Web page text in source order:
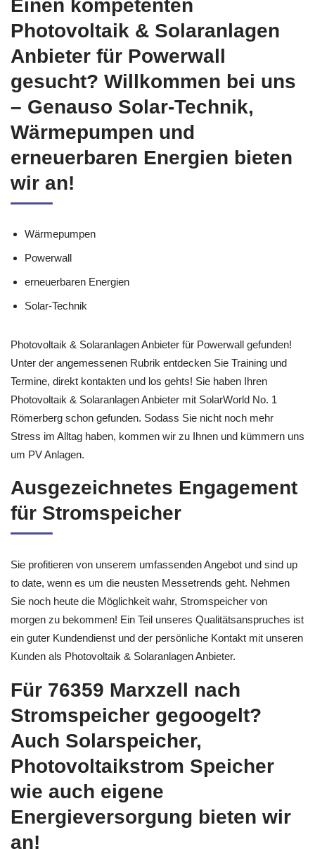
Einen kompetenten
Photovoltaik & Solaranlagen
Anbieter für Powerwall
gesucht? Willkommen bei uns
– Genauso Solar-Technik,
Wärmepumpen und
erneuerbaren Energien bieten
wir an!
Wärmepumpen
Powerwall
erneuerbaren Energien
Solar-Technik
Photovoltaik & Solaranlagen Anbieter für Powerwall gefunden!
Unter der angemessenen Rubrik entdecken Sie Training und
Termine, direkt kontakten und los gehts! Sie haben Ihren
Photovoltaik & Solaranlagen Anbieter mit SolarWorld No. 1
Römerberg schon gefunden. Sodass Sie nicht noch mehr
Stress im Alltag haben, kommen wir zu Ihnen und kümmern uns
um PV Anlagen.
Ausgezeichnetes Engagement
für Stromspeicher
Sie profitieren von unserem umfassenden Angebot und sind up
to date, wenn es um die neusten Messetrends geht. Nehmen
Sie noch heute die Möglichkeit wahr, Stromspeicher von
morgen zu bekommen! Ein Teil unseres Qualitätsanspruches ist
ein guter Kundendienst und der persönliche Kontakt mit unseren
Kunden als Photovoltaik & Solaranlagen Anbieter.
Für 76359 Marxzell nach
Stromspeicher gegoogelt?
Auch Solarspeicher,
Photovoltaikstrom Speicher
wie auch eigene
Energieversorgung bieten wir
an!